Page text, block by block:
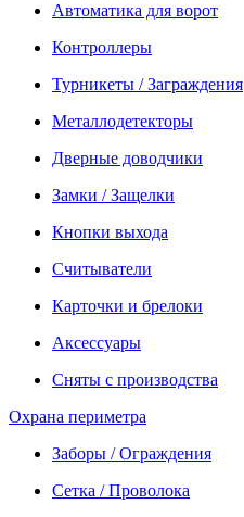
Автоматика для ворот
Контроллеры
Турникеты / Заграждения
Металлодетекторы
Дверные доводчики
Замки / Защелки
Кнопки выхода
Считыватели
Карточки и брелоки
Аксессуары
Сняты с производства
Охрана периметра
Заборы / Ограждения
Сетка / Проволока